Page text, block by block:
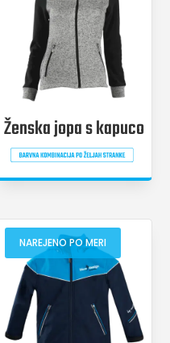
Ženska jopa s kapuco
NAREJENO PO MERI